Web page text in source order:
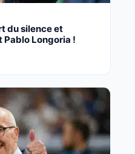
du silence et
Pablo Longoria !